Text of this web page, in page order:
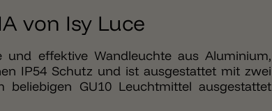
von Isy Luce
effektive Wandleuchte aus Aluminium,
IP54 Schutz und ist ausgestattet mit zwei
GU10 Leuchtmittel ausgestattet